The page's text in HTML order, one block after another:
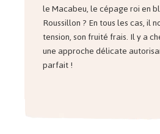
le Macabeu, le cépage roi en
Roussillon ? En tous les cas, il
tension, son fruité frais. Il y a
une approche délicate
parfait !